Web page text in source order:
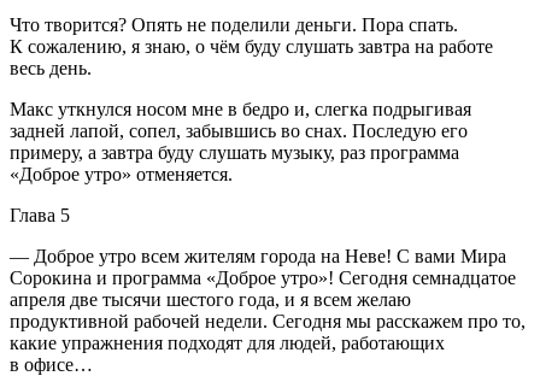
Что творится? Опять не поделили деньги. Пора спать.
К сожалению, я знаю, о чём буду слушать завтра на работе
весь день.
Макс уткнулся носом мне в бедро и, слегка подрыгивая
задней лапой, сопел, забывшись во снах. Последую его
примеру, а завтра буду слушать музыку, раз программа
«Доброе утро» отменяется.
Глава 5
— Доброе утро всем жителям города на Неве! С вами Мира
Сорокина и программа «Доброе утро»! Сегодня семнадцатое
апреля две тысячи шестого года, и я всем желаю
продуктивной рабочей недели. Сегодня мы расскажем про то,
какие упражнения подходят для людей, работающих
в офисе…